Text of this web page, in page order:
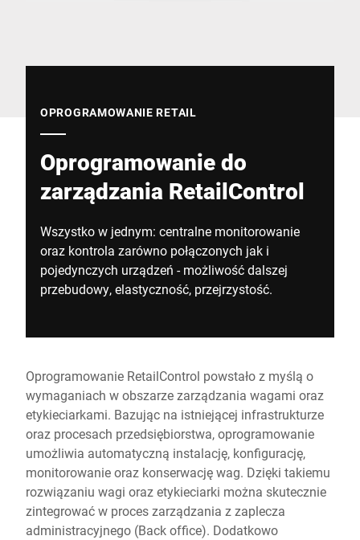
OPROGRAMOWANIE RETAIL
Oprogramowanie do
zarządzania RetailControl
Wszystko w jednym: centralne monitorowanie
oraz kontrola zarówno połączonych jak i
pojedynczych urządzeń - możliwość dalszej
przebudowy, elastyczność, przejrzystość.
Oprogramowanie RetailControl powstało z myślą o
wymaganiach w obszarze zarządzania wagami oraz
etykieciarkami. Bazując na istniejącej infrastrukturze
oraz procesach przedsiębiorstwa, oprogramowanie
umożliwia automatyczną instalację, konfigurację,
monitorowanie oraz konserwację wag. Dzięki takiemu
rozwiązaniu wagi oraz etykieciarki można skutecznie
zintegrować w proces zarządzania z zaplecza
administracyjnego (Back office). Dodatkowo